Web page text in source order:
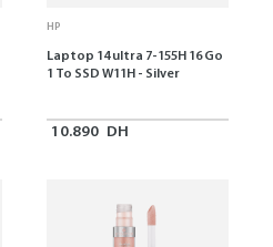
HP
Laptop 14 ultra 7-155H 16 Go
1 To SSD W11H - Silver
10.890 DH